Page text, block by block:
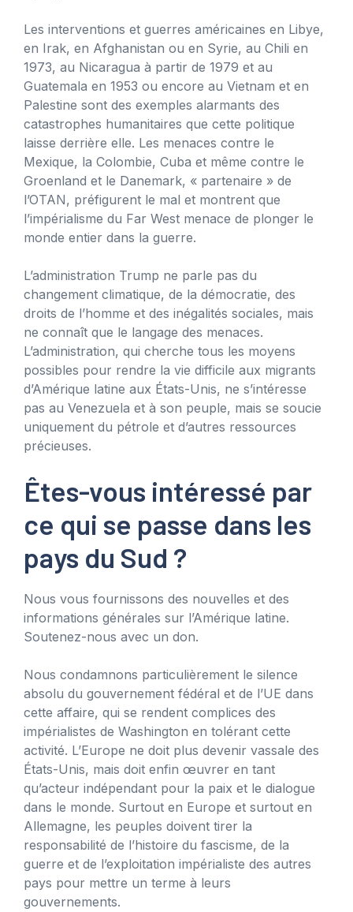
Les interventions et guerres américaines en Libye,
en Irak, en Afghanistan ou en Syrie, au Chili en
1973, au Nicaragua à partir de 1979 et au
Guatemala en 1953 ou encore au Vietnam et en
Palestine sont des exemples alarmants des
catastrophes humanitaires que cette politique
laisse derrière elle. Les menaces contre le
Mexique, la Colombie, Cuba et même contre le
Groenland et le Danemark, « partenaire » de
l’OTAN, préfigurent le mal et montrent que
l’impérialisme du Far West menace de plonger le
monde entier dans la guerre.
L’administration Trump ne parle pas du
changement climatique, de la démocratie, des
droits de l’homme et des inégalités sociales, mais
ne connaît que le langage des menaces.
L’administration, qui cherche tous les moyens
possibles pour rendre la vie difficile aux migrants
d’Amérique latine aux États-Unis, ne s’intéresse
pas au Venezuela et à son peuple, mais se soucie
uniquement du pétrole et d’autres ressources
précieuses.
Êtes-vous intéressé par
ce qui se passe dans les
pays du Sud ?
Nous vous fournissons des nouvelles et des
informations générales sur l’Amérique latine.
Soutenez-nous avec un don.
Nous condamnons particulièrement le silence
absolu du gouvernement fédéral et de l’UE dans
cette affaire, qui se rendent complices des
impérialistes de Washington en tolérant cette
activité. L’Europe ne doit plus devenir vassale des
États-Unis, mais doit enfin œuvrer en tant
qu’acteur indépendant pour la paix et le dialogue
dans le monde. Surtout en Europe et surtout en
Allemagne, les peuples doivent tirer la
responsabilité de l’histoire du fascisme, de la
guerre et de l’exploitation impérialiste des autres
pays pour mettre un terme à leurs
gouvernements.